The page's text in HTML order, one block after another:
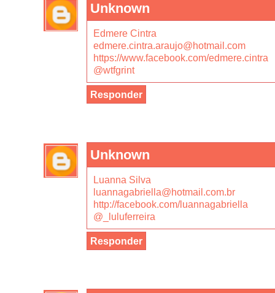
Unknown
Edmere Cintra
edmere.cintra.araujo@hotmail.com
https://www.facebook.com/edmere.cintra
@wtfgrint
Responder
Unknown
Luanna Silva
luannagabriella@hotmail.com.br
http://facebook.com/luannagabriella
@_luluferreira
Responder